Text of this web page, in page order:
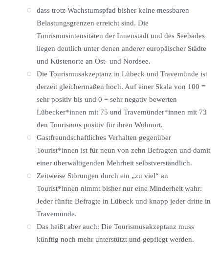
dass trotz Wachstumspfad bisher keine messbaren
Belastungsgrenzen erreicht sind. Die
Tourismusintensitäten der Innenstadt und des Seebades
liegen deutlich unter denen anderer europäischer Städte
und Küstenorte an Ost- und Nordsee.
Die Tourismusakzeptanz in Lübeck und Travemünde ist
derzeit gleichermaßen hoch. Auf einer Skala von 100 =
sehr positiv bis und 0 = sehr negativ bewerten
Lübecker*innen mit 75 und Travemünder*innen mit 73
den Tourismus positiv für ihren Wohnort.
Gastfreundschaftliches Verhalten gegenüber
Tourist*innen ist für neun von zehn Befragten und damit
einer überwältigenden Mehrheit selbstverständlich.
Zeitweise Störungen durch ein „zu viel“ an
Tourist*innen nimmt bisher nur eine Minderheit wahr:
Jeder fünfte Befragte in Lübeck und knapp jeder dritte in
Travemünde.
Das heißt aber auch: Die Tourismusakzeptanz muss
künftig noch mehr unterstützt und gepflegt werden.